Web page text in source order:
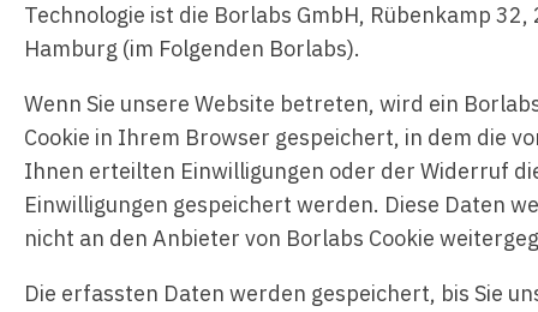
Technologie ist die Borlabs GmbH, Rübenkamp 32,
Hamburg (im Folgenden Borlabs).
Wenn Sie unsere Website betreten, wird ein
Cookie in Ihrem Browser gespeichert, in dem die
Ihnen erteilten Einwilligungen oder der Widerruf
Einwilligungen gespeichert werden. Diese Daten
nicht an den Anbieter von Borlabs Cookie
Die erfassten Daten werden gespeichert, bis Sie